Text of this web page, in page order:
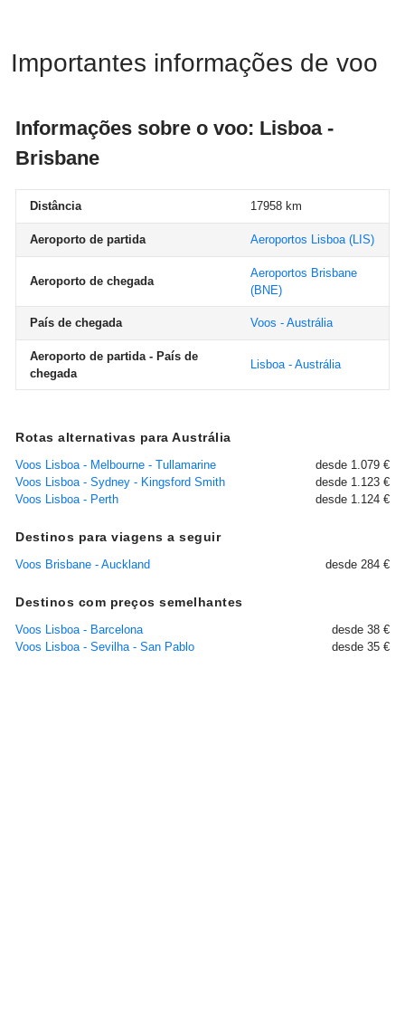
Importantes informações de voo
Informações sobre o voo: Lisboa -
Brisbane
Distância 17958 km
Aeroporto de partida Aeroportos Lisboa(LIS)
Aeroporto de chegada
Aeroportos Brisbane
(BNE)
País de chegada Voos - Austrália
Aeroporto de partida - País de
chegada
Lisboa - Austrália
Rotas alternativas para Austrália
Voos Lisboa - Melbourne - Tullamarine
desde 1.079 €
Voos Lisboa - Sydney - Kingsford Smith
desde 1.123 €
Voos Lisboa - Perth
desde 1.124 €
Destinos para viagens a seguir
Voos Brisbane - Auckland desde 284 €
Destinos com preços semelhantes
Voos Lisboa - Barcelona
desde 38 €
Voos Lisboa - Sevilha - San Pablo
desde 35 €